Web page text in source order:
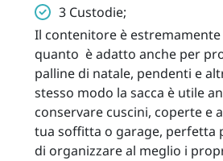
3 Custodie;
Il contenitore è
quanto è adatto anche per
palline di natale, pendenti e
stesso modo la sacca è utile
conservare cuscini, coperte e
tua soffitta o garage, perfetta
di organizzare al meglio i